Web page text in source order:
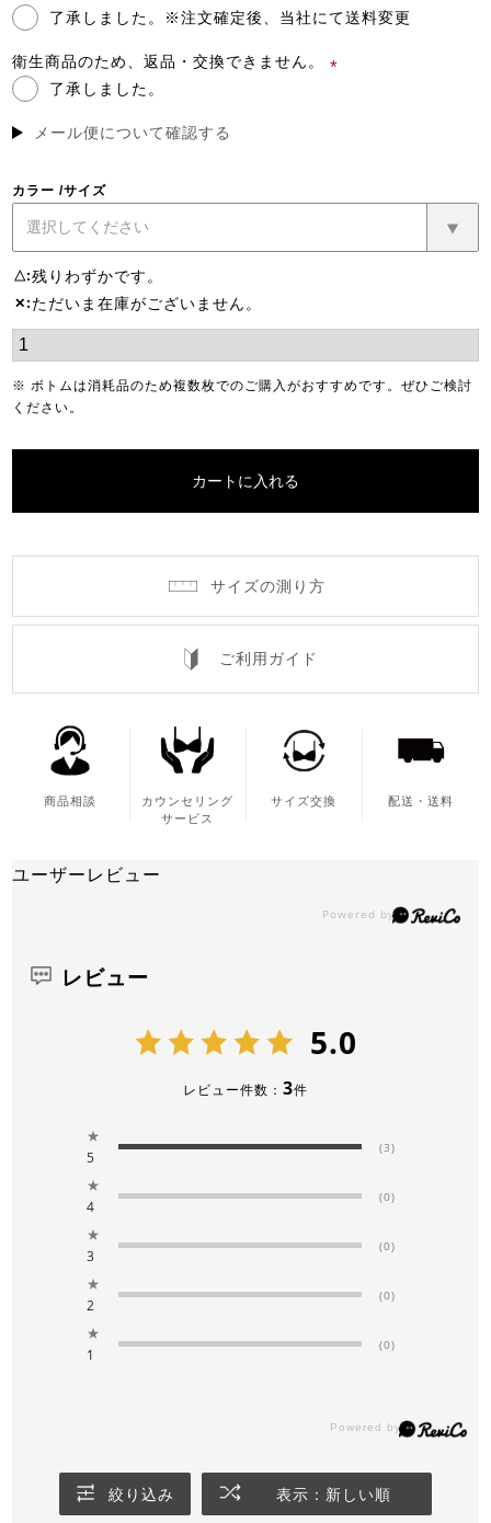
了承しました。※注文確定後、当社にて送料変更
衛生商品のため、返品・交換できません。
了承しました。
メール便について確認する
カラー サイズ
△ 残りわずかです。
✕ ただいま在庫がございません。
※ ボトムは消耗品のため複数枚でのご購入がおすすめです。ぜひご検討
ください。
カートに入れる
サイズの測り方
ご利用ガイド
商品相談
カウンセリング
サービス
サイズ交換 配送・送料
ユーザーレビュー
レビュー
5.0
レビュー件数： 3件
★
5
(3)
★
4
(0)
★
3
(0)
★
2
(0)
★
1
(0)
絞り込み 表示：新しい順